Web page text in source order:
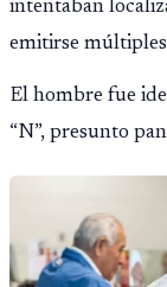
intentaban
emitirse
El hombre fue
“N”, presunto